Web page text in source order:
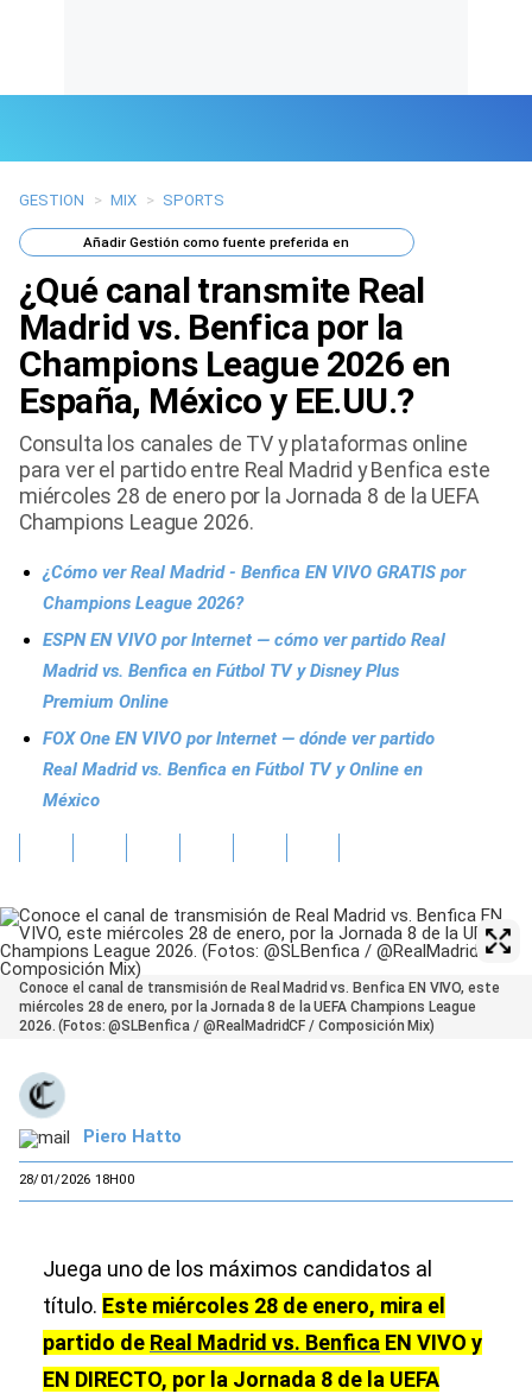
Últimas Noticias
Mi Bolsillo
Respuestas
Gente
Vida Laboral
Tendencias Mix
Sports
GESTION > MIX > SPORTS
AñadirGestión como fuente preferida en
¿Qué canal transmite Real
Madrid vs. Benfica por la
Champions League 2026 en
España, México y EE.UU.?
Consulta los canales de TV y plataformas online
para ver el partido entre Real Madrid y Benfica este
miércoles 28 de enero por la Jornada 8 de la UEFA
Champions League 2026.
¿Cómo ver Real Madrid - Benfica EN VIVO GRATIS por
Champions League 2026?
ESPN EN VIVO por Internet — cómo ver partido Real
Madrid vs. Benfica en Fútbol TV y Disney Plus
Premium Online
FOX One EN VIVO por Internet — dónde ver partido
Real Madrid vs. Benfica en Fútbol TV y Online en
México
Conoce el canal de transmisión de Real Madrid vs. Benfica EN VIVO, este
miércoles 28 de enero, por la Jornada 8 de la UEFA Champions League
2026. (Fotos: @SLBenfica / @RealMadridCF / Composición Mix)
Piero Hatto
28/01/2026 18H00
Juega uno de los máximos candidatos al
título. Este miércoles 28 de enero, mira el
partido de Real Madrid vs. Benfica EN VIVO y
EN DIRECTO, por la Jornada 8 de la UEFA